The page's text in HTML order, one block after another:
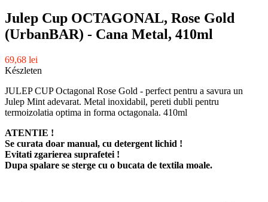
Julep Cup OCTAGONAL, Rose Gold
(UrbanBAR) - Cana Metal, 410ml
69,68 lei
Készleten
JULEP CUP Octagonal Rose Gold - perfect pentru a savura un
Julep Mint adevarat. Metal inoxidabil, pereti dubli pentru
termoizolatia optima in forma octagonala. 410ml
ATENTIE !
Se curata doar manual, cu detergent lichid !
Evitati zgarierea suprafetei !
Dupa spalare se sterge cu o bucata de textila moale.